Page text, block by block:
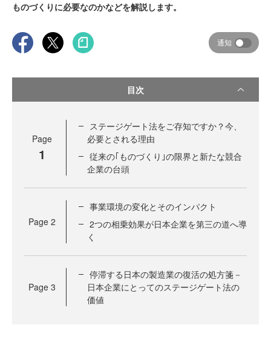
ものづくりに必要なのかなどを解説します。
通知
目次
Page
1
ステージゲート法をご存知ですか？今、
必要とされる理由
従来の｢ものづくり｣の限界と新たな競合
企業の台頭
Page 2
事業環境の変化とそのインパクト
2つの相乗効果が日本企業を第三の道へ導
く
Page 3
停滞する日本の製造業の復活の処方箋－
日本企業にとってのステージゲート法の
価値